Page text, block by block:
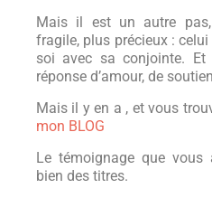
Mais il est un autre
fragile, plus précieux :
soi avec sa conjointe.
réponse d’amour, de
Mais il y en a , et vous
mon BLOG
Le témoignage que
bien des titres.